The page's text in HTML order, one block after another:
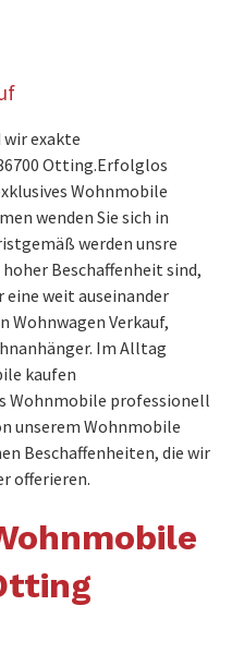
exakte
Otting.Erfolglos
Wohnmobile
wenden Sie sich in
werden unsre
Beschaffenheit sind,
weit auseinander
Wohnwagen Verkauf,
Im Alltag
kaufen
Wohnmobile professionell
unserem Wohnmobile
Beschaffenheiten, die wir
offerieren.